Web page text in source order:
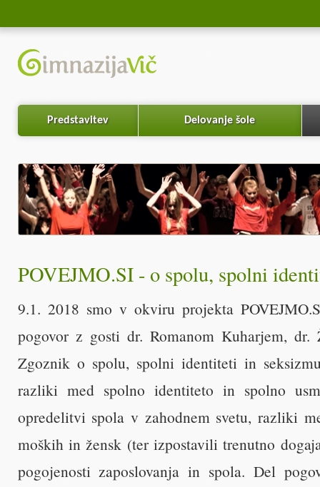
Predstavitev Delovanje šole
POVEJMO.SI - o spolu, spolni
9.1. 2018 smo v okviru projekta
pogovor z gosti dr. Romanom Kuharjem,
Zgoznik o spolu, spolni identiteti in
razliki med spolno identiteto in spolno
opredelitvi spola v zahodnem svetu, razliki
moških in žensk (ter izpostavili trenutno
pogojenosti zaposlovanja in spola. Del